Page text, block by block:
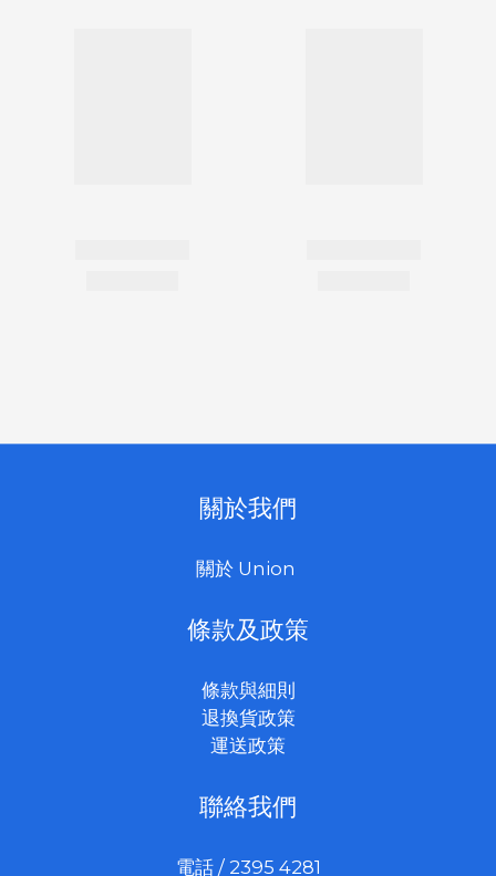
關於我們
關於 Union
條款及政策
條款與細則
退換貨政策
運送政策
聯絡我們
電話 / 2395 4281